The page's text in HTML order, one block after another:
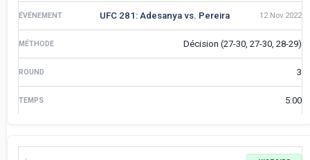
UFC 281: Adesanya vs. Pereira 12 Nov 2022
Décision (27-30, 27-30, 28-29)
3
5:00